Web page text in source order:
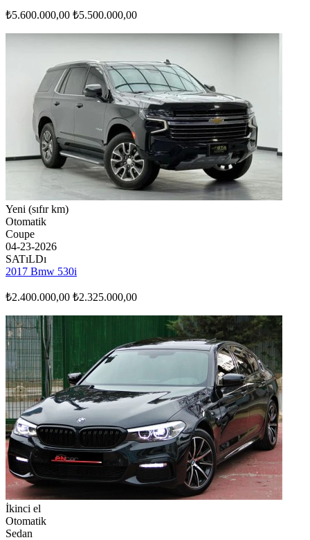
₺5.600.000,00 ₺5.500.000,00
Yeni (sıfır km)
Otomatik
Coupe
04-23-2026
SATıLDı
2017 Bmw 530i
₺2.400.000,00 ₺2.325.000,00
İkinci el
Otomatik
Sedan